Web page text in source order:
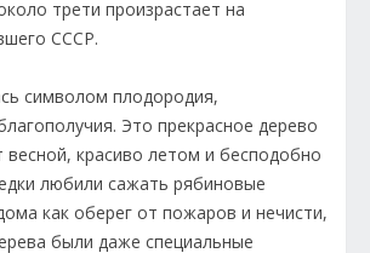
трети произрастает на
СССР.
символом плодородия,
Это прекрасное дерево
красиво летом и бесподобно
любили сажать рябиновые
как оберег от пожаров и нечисти,
были даже специальные